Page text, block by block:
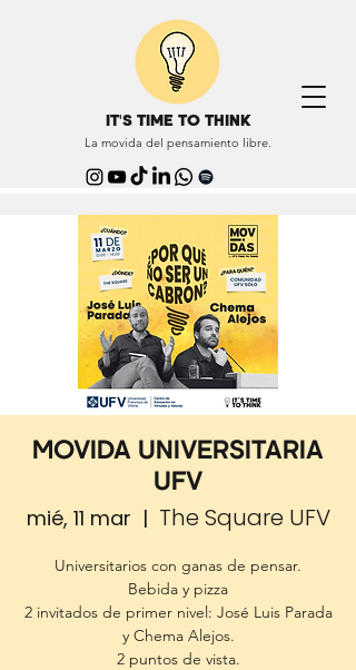
IT'S TIME TO THINK
La movida del pensamiento libre.
MOVIDA UNIVERSITARIA
UFV
mié, 11 mar
  |
The Square UFV
Universitarios con ganas de pensar.
Bebida y pizza
2 invitados de primer nivel: José Luis Parada
y Chema Alejos.
2 puntos de vista.